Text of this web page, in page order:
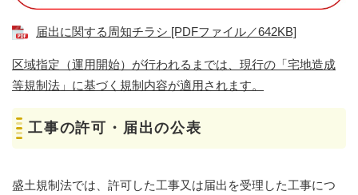
届出に関する周知チラシ [PDFファイル／642KB]
区域指定（運用開始）が行われるまでは、現行の「宅地造成
等規制法」に基づく規制内容が適用されます。
工事の許可・届出の公表
盛土規制法では、許可した工事又は届出を受理した工事につ